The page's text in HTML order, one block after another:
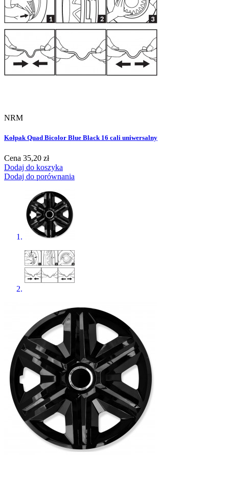
NRM
Kołpak Quad Bicolor Blue Black 16 cali uniwersalny
Cena 35,20 zł
Dodaj do koszyka
Dodaj do porównania